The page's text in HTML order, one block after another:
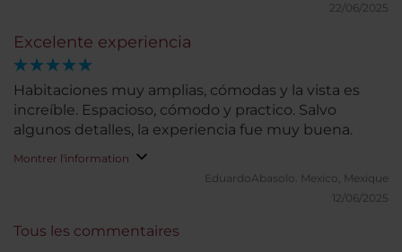
22/06/2025
Excelente experiencia
Habitaciones muy amplias, cómodas y la vista es
increíble. Espacioso, cómodo y practico. Salvo
algunos detalles, la experiencia fue muy buena.
Montrer l'information
EduardoAbasolo. Mexico, Mexique
12/06/2025
Tous les commentaires